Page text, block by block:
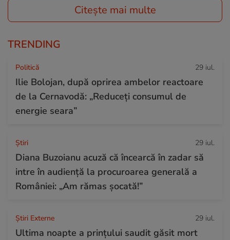
Citește mai multe
TRENDING
Politică 29 iul.
Ilie Bolojan, după oprirea ambelor reactoare
de la Cernavodă: „Reduceți consumul de
energie seara”
Ştiri 29 iul.
Diana Buzoianu acuză că încearcă în zadar să
intre în audiență la procuroarea generală a
României: „Am rămas șocată!”
Știri Externe 29 iul.
Ultima noapte a prințului saudit găsit mort